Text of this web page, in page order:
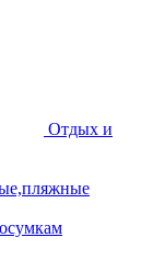
Отдых и